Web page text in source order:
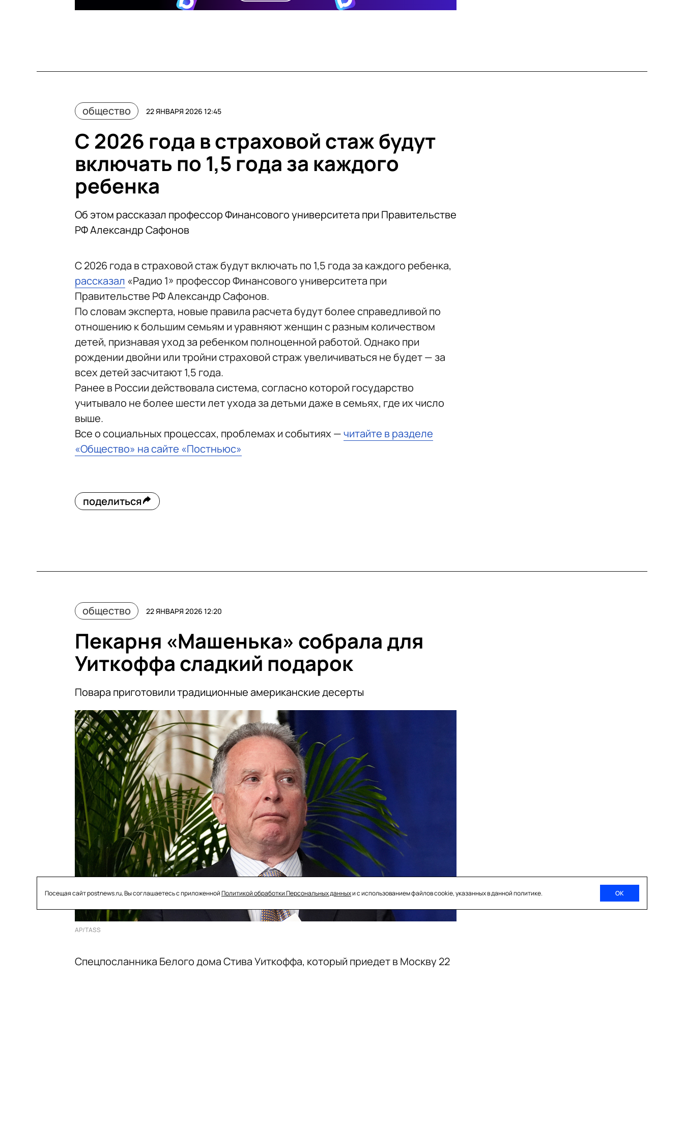
общество 22 ЯНВАРЯ 2026 12:45
С 2026 года в страховой стаж будут
включать по 1,5 года за каждого
ребенка
Об этом рассказал профессор Финансового университета при Правительстве
РФ Александр Сафонов
С 2026 года в страховой стаж будут включать по 1,5 года за каждого ребенка,
рассказал «Радио 1» профессор Финансового университета при
Правительстве РФ Александр Сафонов.
По словам эксперта, новые правила расчета будут более справедливой по
отношению к большим семьям и уравняют женщин с разным количеством
детей, признавая уход за ребенком полноценной работой. Однако при
рождении двойни или тройни страховой страж увеличиваться не будет — за
всех детей засчитают 1,5 года.
Ранее в России действовала система, согласно которой государство
учитывало не более шести лет ухода за детьми даже в семьях, где их число
выше.
Все о социальных процессах, проблемах и событиях —читайте в разделе
«Общество» на сайте «Постньюс»
поделиться
общество 22 ЯНВАРЯ 2026 12:20
Пекарня «Машенька» собрала для
Уиткоффа сладкий подарок
Повара приготовили традиционные американские десерты
AP/TASS
Спецпосланника Белого дома Стива Уиткоффа, который приедет в Москву 22
Посещая сайт postnews.ru, Вы соглашаетесь с приложеннойПолитикой обработки Персональных данныхи с использованием файлов cookie, указанных в данной политике. ОК